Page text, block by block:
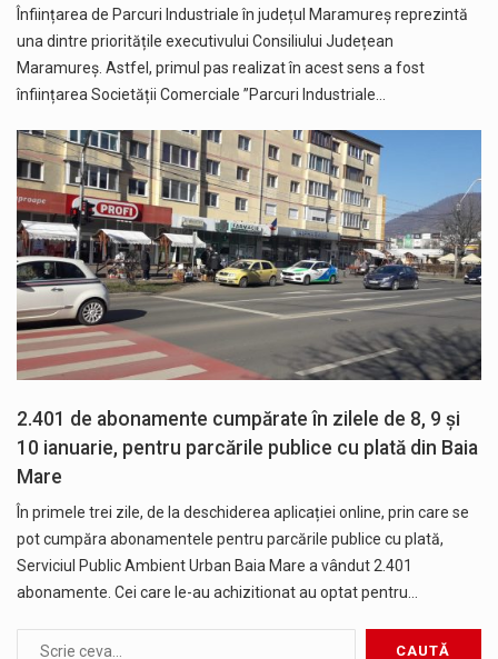
Înființarea de Parcuri Industriale în județul Maramureș reprezintă
una dintre prioritățile executivului Consiliului Județean
Maramureș. Astfel, primul pas realizat în acest sens a fost
înființarea Societății Comerciale ”Parcuri Industriale…
2.401 de abonamente cumpărate în zilele de 8, 9 și
10 ianuarie, pentru parcările publice cu plată din Baia
Mare
În primele trei zile, de la deschiderea aplicației online, prin care se
pot cumpăra abonamentele pentru parcările publice cu plată,
Serviciul Public Ambient Urban Baia Mare a vândut 2.401
abonamente. Cei care le-au achizitionat au optat pentru…